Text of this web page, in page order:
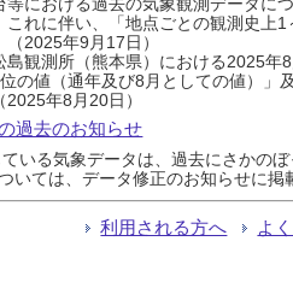
これに伴い、「地点ごとの観測史上
2025年9月17日）
島観測所（熊本県）における2025
位の値（通年及び8月としての値）
2025年8月20日）
過去のお知らせ
いる気象データは、過去にさかの
いては、データ修正のお知らせに掲
利用される方へ よ